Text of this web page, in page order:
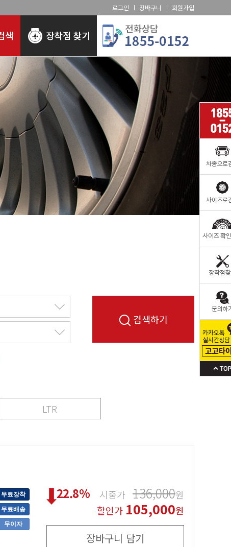
로그인 장바구니 회원가입
검색하기
LTR
무료장착
무료배송
무이자
22.8% 시중가 136,000원
할인가 105,000원
장바구니 담기